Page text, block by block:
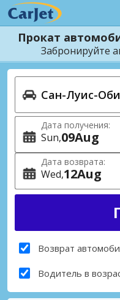
Прокат
Забронируйте
Дата получения:
Sun 09Aug
Дата возврата:
Wed 12Aug
Возврат
Водитель в